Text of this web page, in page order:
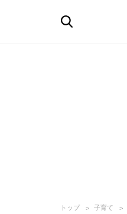
トップ 子育て